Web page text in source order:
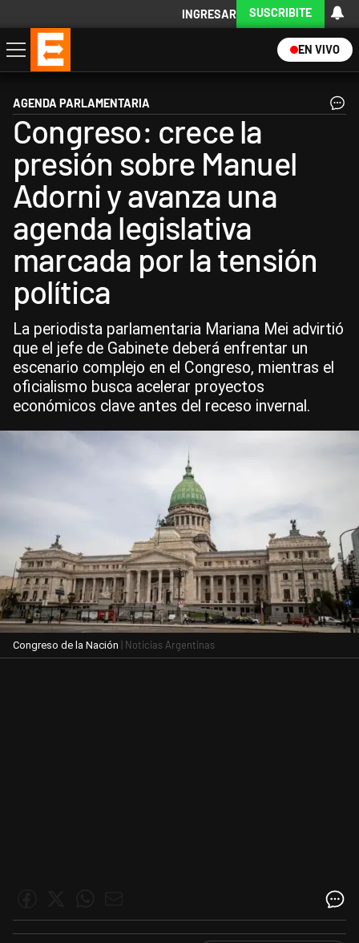
INGRESAR SUSCRIBITE
EN VIVO
Economía
Política
Internacional
Actualidad
Descargá la App
AGENDA PARLAMENTARIA
Congreso: crece la
presión sobre Manuel
Adorni y avanza una
agenda legislativa
marcada por la tensión
política
La periodista parlamentaria Mariana Mei advirtió
que el jefe de Gabinete deberá enfrentar un
escenario complejo en el Congreso, mientras el
oficialismo busca acelerar proyectos
económicos clave antes del receso invernal.
Congreso de la Nación | Noticias Argentinas